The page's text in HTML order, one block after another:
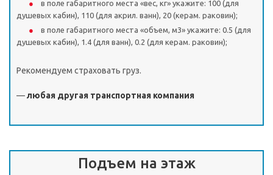
в поле габаритного места «вес, кг» укажите: 100 (для
душевых кабин), 110 (для акрил. ванн), 20 (керам. раковин);
в поле габаритного места «объем, м3» укажите: 0.5 (для
душевых кабин), 1.4 (для ванн), 0.2 (для керам. раковин);
Рекомендуем страховать груз.
—любая другая транспортная компания
Подъем на этаж